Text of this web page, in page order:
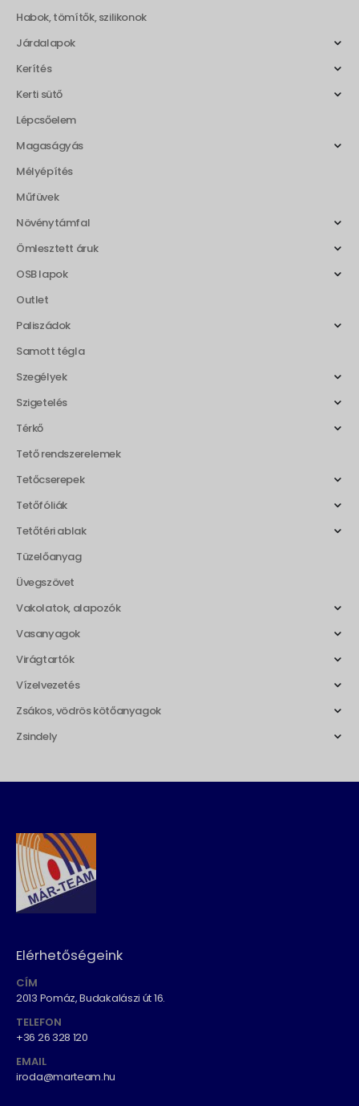
Habok, tömítők, szilikonok
Járdalapok
Kerítés
Kerti sütő
Lépcsőelem
Magaságyás
Mélyépítés
Műfüvek
Növénytámfal
Ömlesztett áruk
OSB lapok
Outlet
Paliszádok
Samott tégla
Szegélyek
Szigetelés
Térkő
Tető rendszerelemek
Tetőcserepek
Tetőfóliák
Tetőtéri ablak
Tüzelőanyag
Üvegszövet
Vakolatok, alapozók
Vasanyagok
Virágtartók
Vízelvezetés
Zsákos, vödrös kötőanyagok
Zsindely
Elérhetőségeink
CÍM
2013 Pomáz, Budakalászi út 16.
TELEFON
+36 26 328 120
EMAIL
iroda@marteam.hu